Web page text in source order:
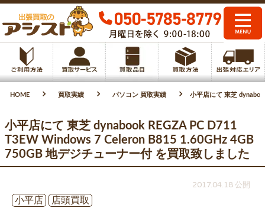
HOME 買取実績 パソコン 買取実績 小平店にて 東芝
小平店にて 東芝 dynabook REGZA PC D711
T3EW Windows 7 Celeron B815 1.60GHz 4GB
750GB 地デジチューナー付 を買取致しました
2017.04.18 公開
小平店
店頭買取